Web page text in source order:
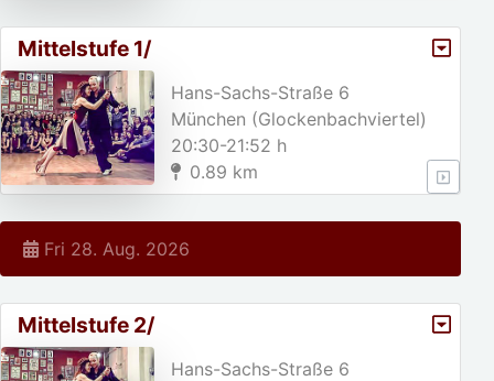
Mittelstufe 1/
Hans-Sachs-Straße 6
München (Glockenbachviertel)
20:30-21:52 h
0.89 km
Fri 28. Aug. 2026
Mittelstufe 2/
Hans-Sachs-Straße 6